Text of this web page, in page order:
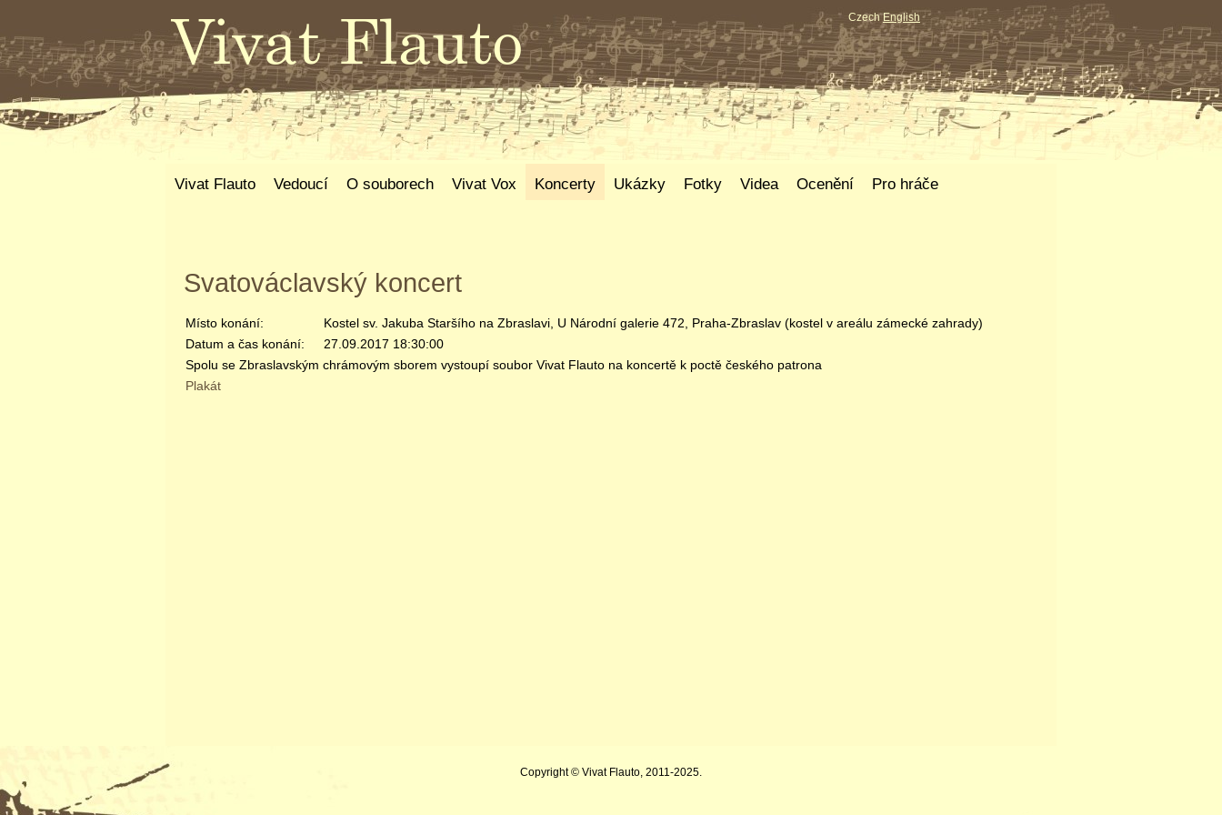
CzechEnglish
Vivat Flauto Vedoucí O souborech Vivat Vox Koncerty Ukázky Fotky Videa Ocenění Pro hráče
Svatováclavský koncert
Místo konání:
Kostel sv. Jakuba Staršího na Zbraslavi, U Národní galerie 472, Praha-Zbraslav (kostel v areálu zámecké zahrady)
Datum a čas konání:
27.09.2017 18:30:00
Spolu se Zbraslavským chrámovým sborem vystoupí soubor Vivat Flauto na koncertě k poctě českého patrona
Plakát
Copyright © Vivat Flauto, 2011-2025.